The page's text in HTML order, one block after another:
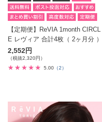
【定期便】ReVIA 1month CIRCL
E レヴィア 合計4枚（ 2ヶ月分 ）
2,552円
（税抜2,320円）
5.00 （2）